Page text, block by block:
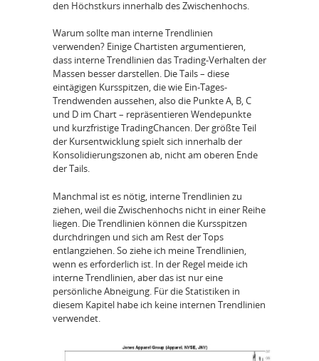
den Höchstkurs innerhalb des Zwischenhochs.
Warum sollte man interne Trendlinien
verwenden? Einige Chartisten argumentieren,
dass interne Trendlinien das Trading-Verhalten der
Massen besser darstellen. Die Tails – diese
eintägigen Kursspitzen, die wie Ein-Tages-
Trendwenden aussehen, also die Punkte A, B, C
und D im Chart – repräsentieren Wendepunkte
und kurzfristige TradingChancen. Der größte Teil
der Kursentwicklung spielt sich innerhalb der
Konsolidierungszonen ab, nicht am oberen Ende
der Tails.
Manchmal ist es nötig, interne Trendlinien zu
ziehen, weil die Zwischenhochs nicht in einer Reihe
liegen. Die Trendlinien können die Kursspitzen
durchdringen und sich am Rest der Tops
entlangziehen. So ziehe ich meine Trendlinien,
wenn es erforderlich ist. In der Regel meide ich
interne Trendlinien, aber das ist nur eine
persönliche Abneigung. Für die Statistiken in
diesem Kapitel habe ich keine internen Trendlinien
verwendet.